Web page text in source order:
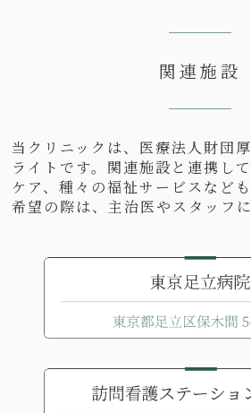
関連施設
当クリニックは、医療法人財団
ライトです。関連施設と連携し
ケア、種々の福祉サービスなど
希望の際は、主治医やスタッフ